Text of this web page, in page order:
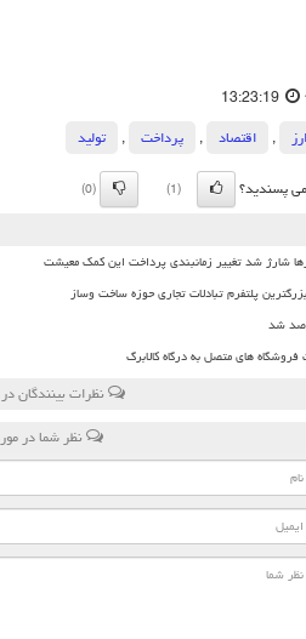
13:23:19
ارز , اقتصاد , پرداخت ,
تولید
پسندید؟
(1)
(0)
شارژ شد تغییر زمانبندی پرداخت این کمک معیشت
فروشگاه های متصل به درگاه کالابرگ
نظرات بینندگان
نظر شما در